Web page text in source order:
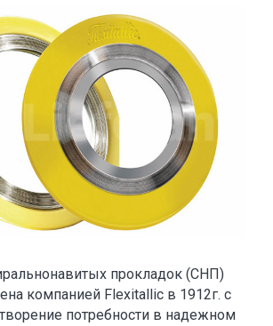
прокладок (СНП)
компанией Flexitallic в 1912г. с
потребности в надежном